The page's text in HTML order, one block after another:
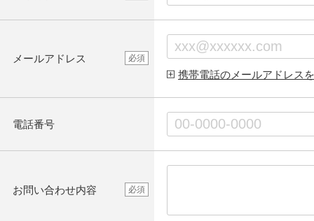
メールアドレス 必須
携帯電話のメールアドレス
電話番号
お問い合わせ内容 必須